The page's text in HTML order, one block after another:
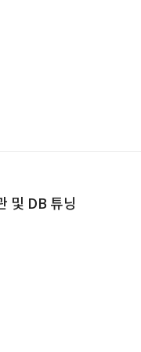
및 DB 튜닝